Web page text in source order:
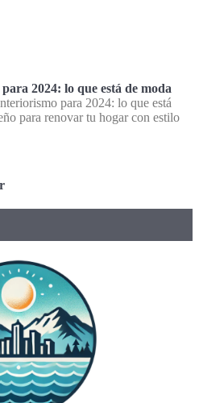
2024: lo que está de moda
para 2024: lo que está
para renovar tu hogar con estilo